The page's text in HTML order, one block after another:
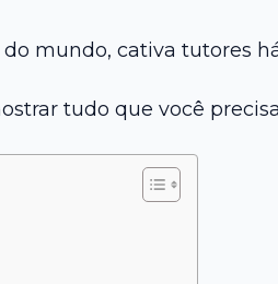
mundo, cativa tutores
tudo que você